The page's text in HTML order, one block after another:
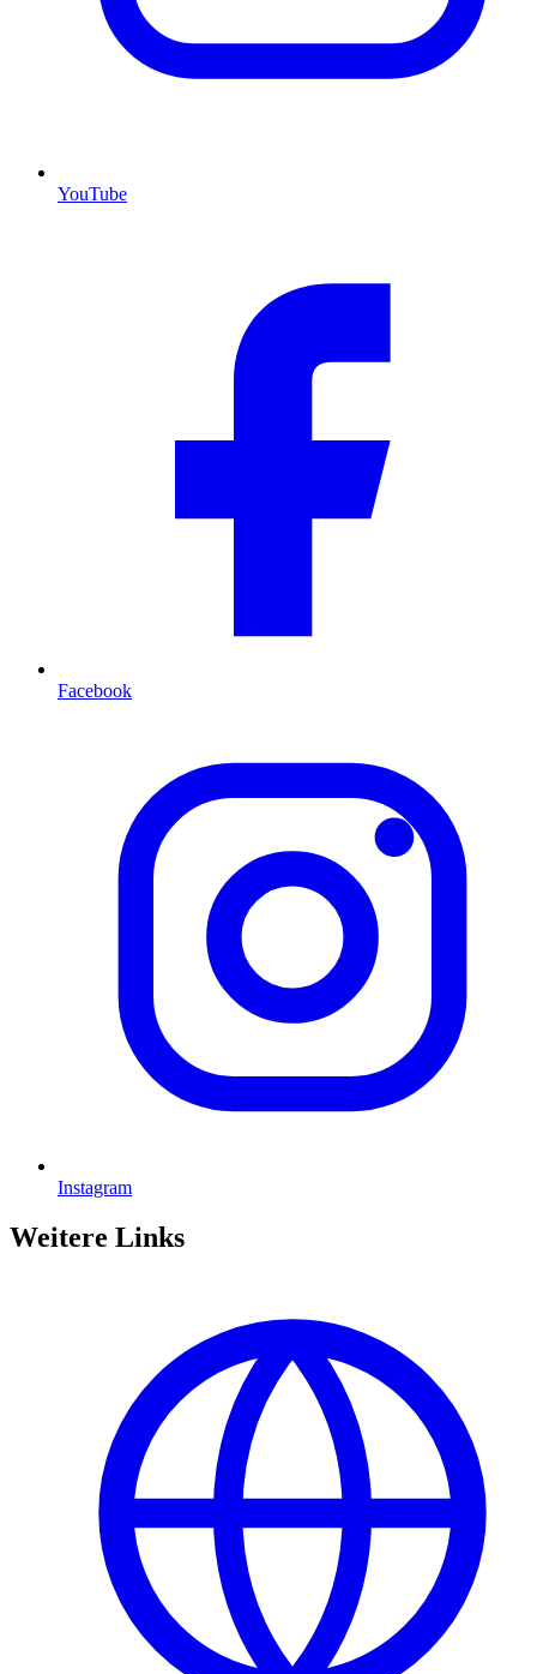
YouTube
Facebook
Instagram
Weitere Links